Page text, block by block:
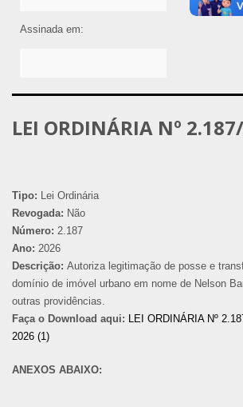
Assinada em:
LEI ORDINÁRIA Nº
Tipo: Lei Ordinária
Revogada: Não
Número: 2.187
Ano: 2026
Descrição: Autoriza legitimação de posse e
domínio de imóvel urbano em nome de Nelson
outras providências.
Faça o Download aqui: LEI ORDINÁRIA Nº
2026 (1)
ANEXOS ABAIXO: